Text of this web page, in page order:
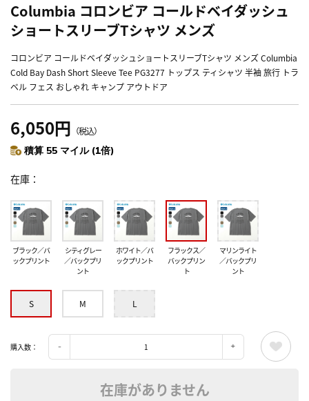
Columbia コロンビア コールドベイダッシュ
ショートスリーブTシャツ メンズ
コロンビア コールドベイダッシュショートスリーブTシャツ メンズ Columbia
Cold Bay Dash Short Sleeve Tee PG3277 トップス ティシャツ 半袖 旅行 トラ
ベル フェス おしゃれ キャンプ アウトドア
6,050円 （税込）
積算 55 マイル (1倍)
在庫
ブラック／バ
ックプリント
シティグレー
／バックプリ
ント
ホワイト／バ
ックプリント
フラックス／
バックプリン
ト
マリンライト
／バックプリ
ント
S M L
購入数：
在庫がありません